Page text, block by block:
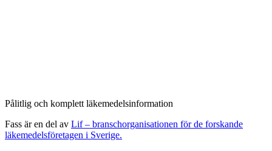
Pålitlig och komplett läkemedelsinformation
Fass är en del av Lif – branschorganisationen för de forskande
läkemedelsföretagen i Sverige.